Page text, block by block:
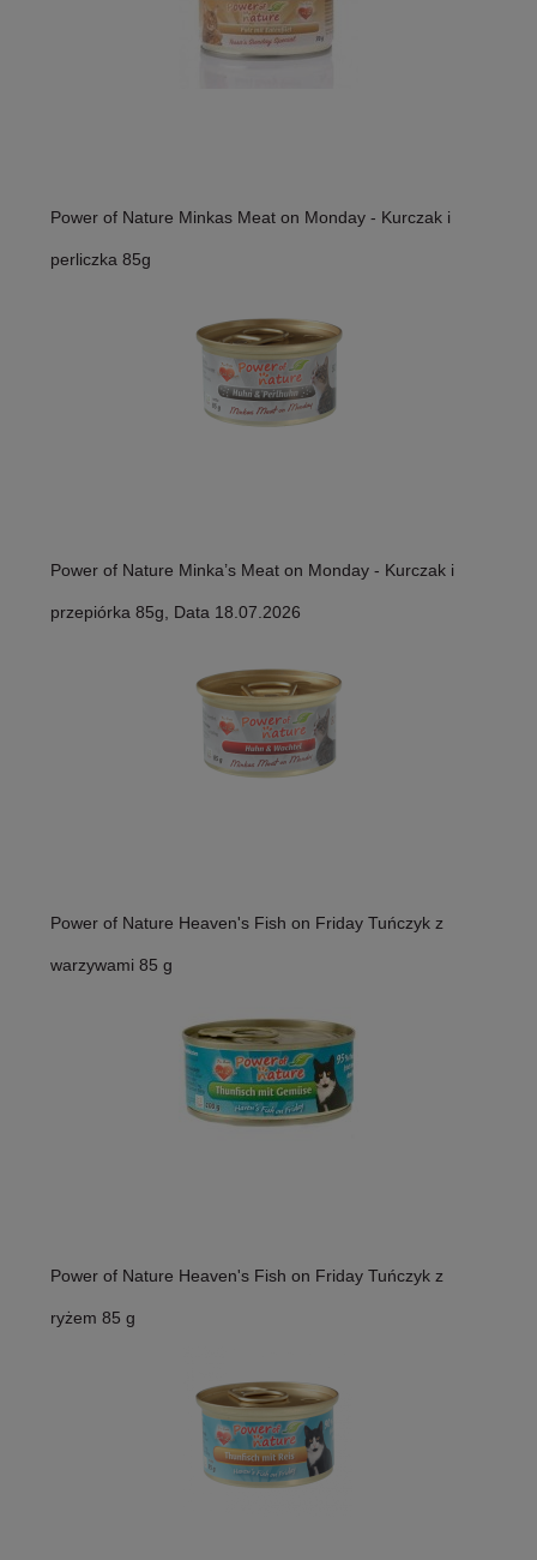
Power of Nature Minkas Meat on Monday - Kurczak i
perliczka 85g
Power of Nature Minka’s Meat on Monday - Kurczak i
przepiórka 85g, Data 18.07.2026
Power of Nature Heaven's Fish on Friday Tuńczyk z
warzywami 85 g
Power of Nature Heaven's Fish on Friday Tuńczyk z
ryżem 85 g